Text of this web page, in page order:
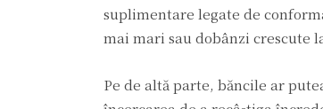
suplimentare legate de
mai mari sau dobânzi crescute
Pe de altă parte, băncile ar